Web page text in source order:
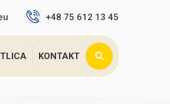
+48 75 612 13 45
KONTAKT